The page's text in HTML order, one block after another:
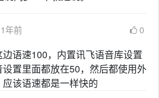
1年前 0
语速100，内置讯飞语音库设置
置里面都放在50，然后都使用外
该语速都是一样快的